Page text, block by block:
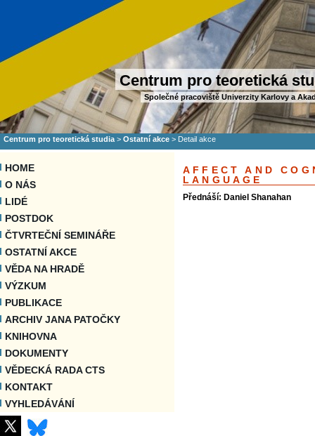
Centrum pro teoretická
Společné pracoviště Univerzity Karlovy a
Centrum pro teoretická studia > Ostatní akce > Detail akce
HOME
O NÁS
LIDÉ
POSTDOK
ČTVRTEČNÍ SEMINÁŘE
OSTATNÍ AKCE
VĚDA NA HRADĚ
VÝZKUM
PUBLIKACE
ARCHIV JANA PATOČKY
KNIHOVNA
DOKUMENTY
VĚDECKÁ RADA CTS
KONTAKT
VYHLEDÁVÁNÍ
AFFECT AND
LANGUAGE
Přednáší: Daniel Shanahan